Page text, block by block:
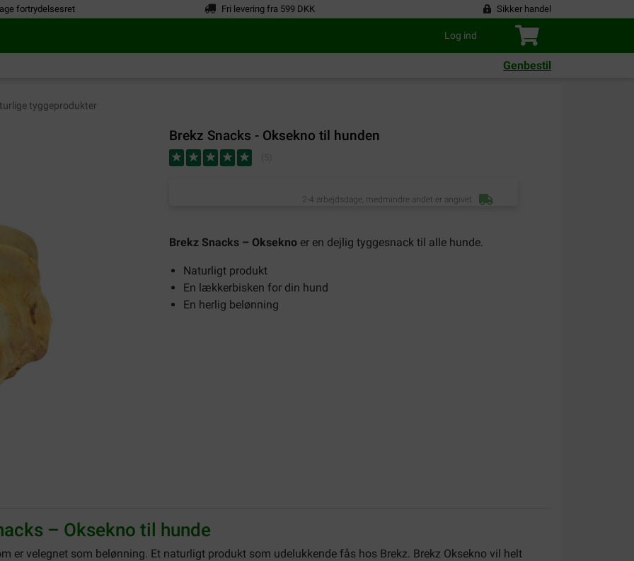
fortrydelsesret Fri levering fra 599 DKK Sikker handel
Log ind
Genbestil
tyggeprodukter
Brekz Snacks - Oksekno til hunden
2-4 arbejdsdage, medmindre andet er angivet
Brekz Snacks – Oksekno er en dejlig tyggesnack til alle hunde.
Naturligt produkt
En lækkerbisken for din hund
En herlig belønning
– Oksekno til hunde
er velegnet som belønning. Et naturligt produkt som udelukkende fås hos Brekz. Brekz Oksekno vil helt